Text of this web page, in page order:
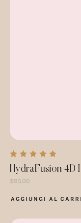
HydraFusion 4D
$95.00
AGGIUNGI AL